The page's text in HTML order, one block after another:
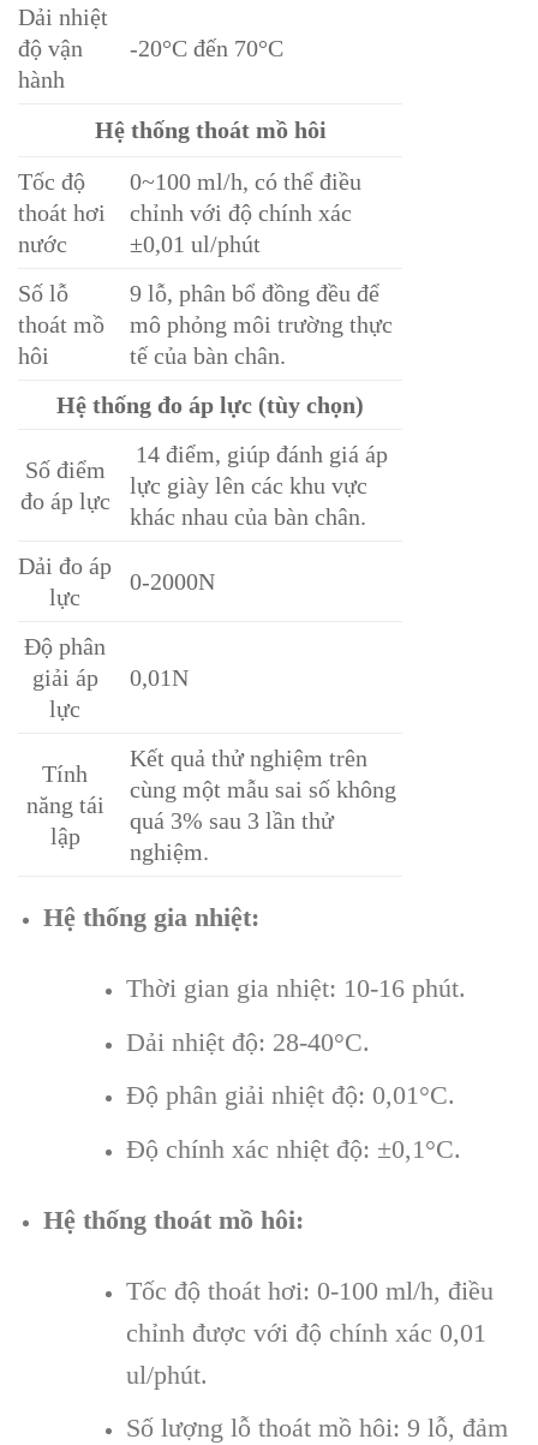
Dải nhiệt
độ vận
hành
-20°C đến 70°C
Hệ thống thoát mồ hôi
Tốc độ
thoát hơi
nước
0~100 ml/h, có thể điều
chỉnh với độ chính xác
±0,01 ul/phút
Số lỗ
thoát mồ
hôi
9 lỗ, phân bổ đồng đều để
mô phỏng môi trường thực
tế của bàn chân.
Hệ thống đo áp lực (tùy chọn)
Số điểm
đo áp lực
14 điểm, giúp đánh giá áp
lực giày lên các khu vực
khác nhau của bàn chân.
Dải đo áp
lực
0-2000N
Độ phân
giải áp
lực
0,01N
Tính
năng tái
lập
Kết quả thử nghiệm trên
cùng một mẫu sai số không
quá 3% sau 3 lần thử
nghiệm.
Hệ thống gia nhiệt:
Thời gian gia nhiệt: 10-16 phút.
Dải nhiệt độ: 28-40°C.
Độ phân giải nhiệt độ: 0,01°C.
Độ chính xác nhiệt độ: ±0,1°C.
Hệ thống thoát mồ hôi:
Tốc độ thoát hơi: 0-100 ml/h, điều
chỉnh được với độ chính xác 0,01
ul/phút.
Số lượng lỗ thoát mồ hôi: 9 lỗ, đảm